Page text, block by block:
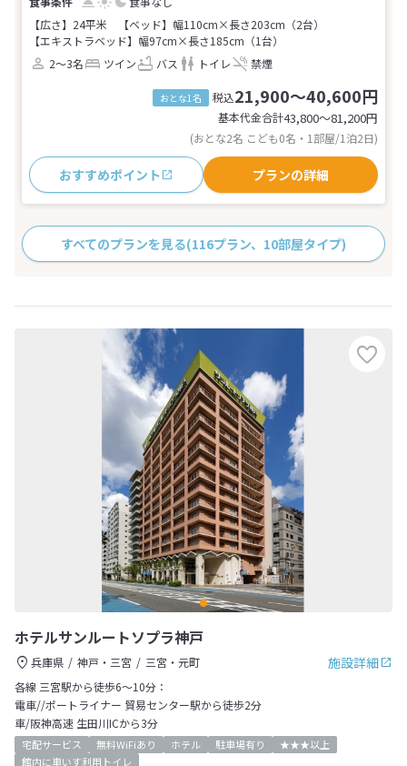
【広さ】24平米
【ベッド】幅110cm×長さ203cm（2台）
【エキストラベッド】幅97cm×長さ185cm（1台）
2～3名
ツイン バス トイレ 禁煙
おとな1名 税込21,900～40,600円
基本代金合計43,800〜81,200円
(おとな2名 こども0名・1部屋/1泊2日)
おすすめポイント プランの詳細
すべてのプランを見る(116プラン、10部屋タイプ)
ホテルサンルートソプラ神戸
施設詳細
兵庫県 神戸・三宮
三宮・元町
各線 三宮駅から徒歩6～10分：
電車//ポートライナー 貿易センター駅から徒歩2分
車/阪神高速 生田川ICから3分
宅配サービス 無料WiFiあり ホテル 駐車場有り
★★★以上
館内に車いす利用トイレ